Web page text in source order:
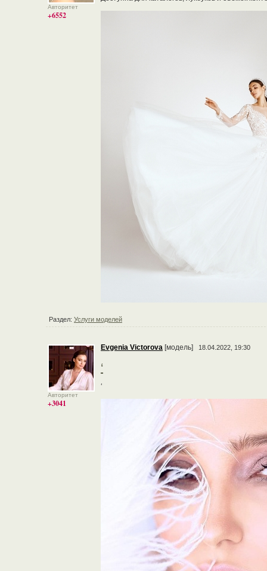
Авторитет
+6552
Раздел: Услуги моделей
Авторитет
+3041
Evgenia Victorova [модель] 18.04.2022, 19:30
‘
‘